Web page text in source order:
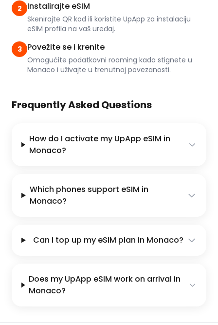
2 Instalirajte eSIM
Skenirajte QR kod ili koristite UpApp za instalaciju
eSIM profila na vaš uređaj.
3 Povežite se i krenite
Omogućite podatkovni roaming kada stignete u
Monaco i uživajte u trenutnoj povezanosti.
Frequently Asked Questions
How do I activate my UpApp eSIM in
Monaco?
Which phones support eSIM in
Monaco?
Can I top up my eSIM plan in Monaco?
Does my UpApp eSIM work on arrival in
Monaco?